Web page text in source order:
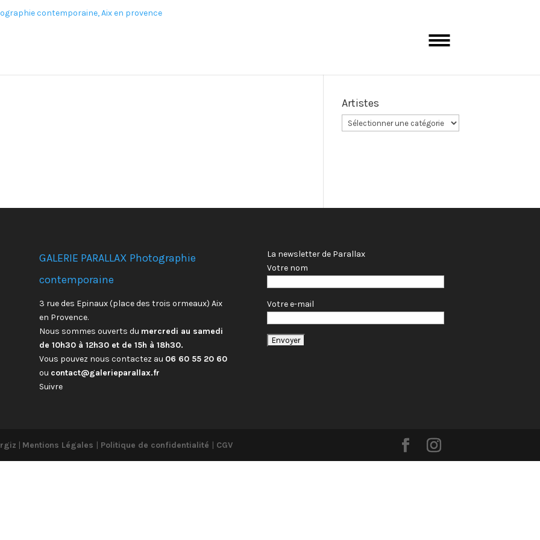
Artistes
GALERIE PARALLAX Photographie
contemporaine
3 rue des Epinaux (place des trois ormeaux) Aix
en Provence.
Nous sommes ouverts du mercredi au samedi
de 10h30 à 12h30 et de 15h à 18h30.
Vous pouvez nous contactez au 06 60 55 20 60
ou contact@galerieparallax.fr
Suivre
La newsletter de Parallax
Votre nom
Votre e-mail
| Mentions Légales | Politique de confidentialité | CGV